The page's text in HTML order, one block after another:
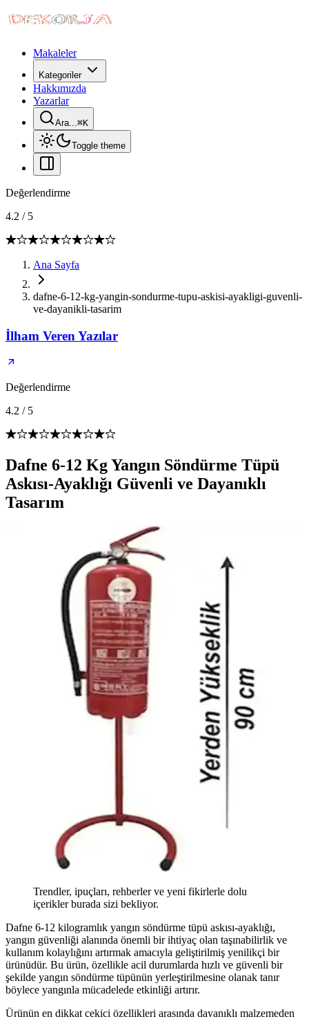
Makaleler
Kategoriler
Hakkımızda
Yazarlar
Ara...⌘K
Toggle theme
Değerlendirme
4.2 / 5
Ana Sayfa
dafne-6-12-kg-yangin-sondurme-tupu-askisi-ayakligi-guvenli-
ve-dayanikli-tasarim
İlham Veren Yazılar
Değerlendirme
4.2 / 5
Dafne 6-12 Kg Yangın Söndürme Tüpü
Askısı-Ayaklığı Güvenli ve Dayanıklı
Tasarım
Trendler, ipuçları, rehberler ve yeni fikirlerle dolu
içerikler burada sizi bekliyor.
Dafne 6-12 kilogramlık yangın söndürme tüpü askısı-ayaklığı,
yangın güvenliği alanında önemli bir ihtiyaç olan taşınabilirlik ve
kullanım kolaylığını artırmak amacıyla geliştirilmiş yenilikçi bir
ürünüdür. Bu ürün, özellikle acil durumlarda hızlı ve güvenli bir
şekilde yangın söndürme tüpünün yerleştirilmesine olanak tanır
böylece yangınla mücadelede etkinliği artırır.
Ürünün en dikkat çekici özellikleri arasında dayanıklı malzemeden